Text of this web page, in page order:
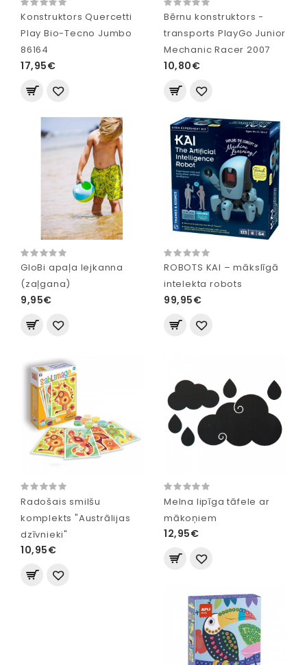
Konstruktors Quercetti
Play Bio-Tecno Jumbo
86164
17,95€
Bērnu konstruktors -
transports PlayGo Junior
Mechanic Racer 2007
10,80€
GloBi apaļa lejkanna
(zaļgana)
9,95€
ROBOTS KAI – mākslīgā
intelekta robots
99,95€
Radošais smilšu
komplekts "Austrālijas
dzīvnieki"
10,95€
Melna lipīga tāfele ar
mākoņiem
12,95€